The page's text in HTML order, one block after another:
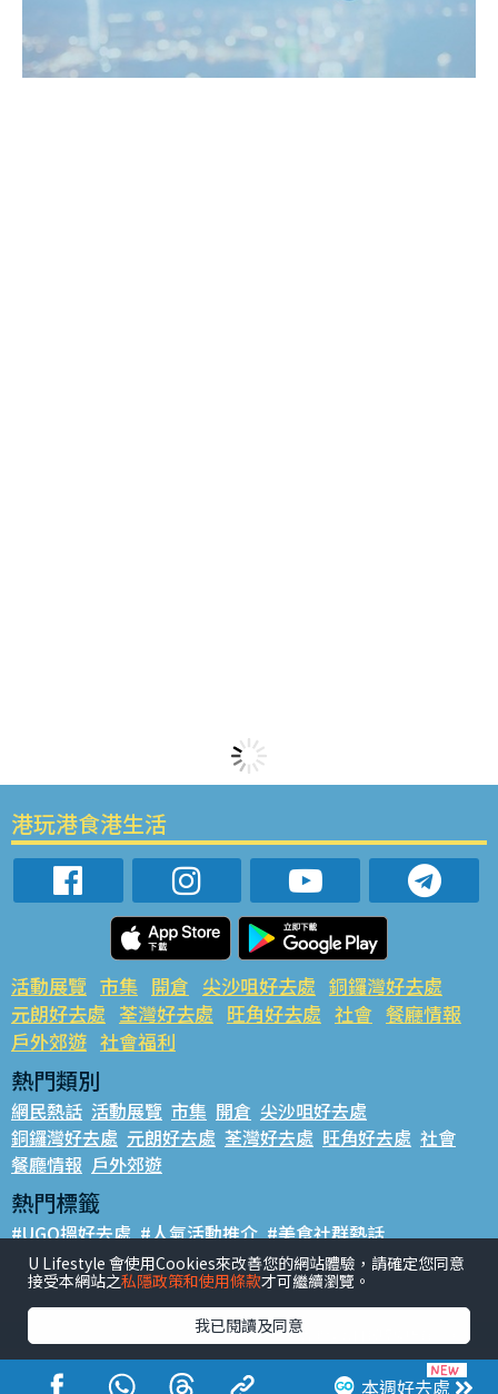
本週好去處
港玩港食港生活
活動展覽 市集 開倉 尖沙咀好去處 銅鑼灣好去處
元朗好去處 荃灣好去處 旺角好去處 社會 餐廳情報
戶外郊遊 社會福利
熱門類別
網民熱話 活動展覽 市集 開倉 尖沙咀好去處
銅鑼灣好去處 元朗好去處 荃灣好去處 旺角好去處 社會
餐廳情報 戶外郊遊
熱門標籤
#UGO搵好去處 #人氣活動推介 #美食社群熱話
#親子玩樂好去處 #ULifestyle應用程式 #限時搶
#UJetso禮物放送 #ULifestyle商戶中心 #著數
香港經濟日報版權所有©2026
U Lifestyle 會使用Cookies來改善您的網站體驗，請確定您同意
接受本網站之私隱政策和使用條款才可繼續瀏覽。
我已閱讀及同意